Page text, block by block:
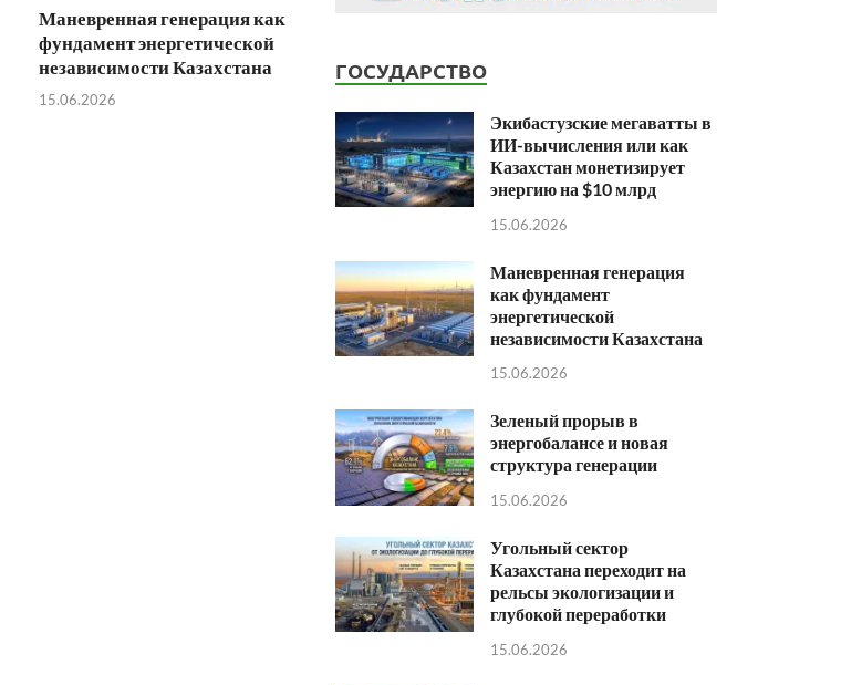
Маневренная генерация как
фундамент энергетической
независимости Казахстана
15.06.2026
ГОСУДАРСТВО
Экибастузские мегаватты в
ИИ-вычисления или как
Казахстан монетизирует
энергию на $10 млрд
15.06.2026
Маневренная генерация
как фундамент
энергетической
независимости Казахстана
15.06.2026
Зеленый прорыв в
энергобалансе и новая
структура генерации
15.06.2026
Угольный сектор
Казахстана переходит на
рельсы экологизации и
глубокой переработки
15.06.2026